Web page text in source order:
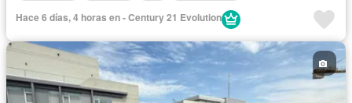
Hace 6 días, 4 horas en - Century 21 Evolution